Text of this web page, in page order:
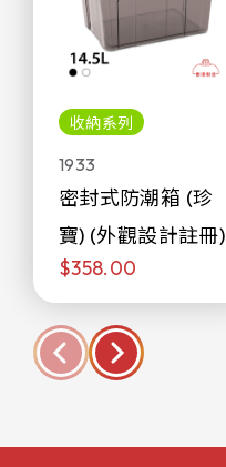
收納系列
1933
密封式防潮箱 (珍
寶) (外觀設計註冊)
$358.00